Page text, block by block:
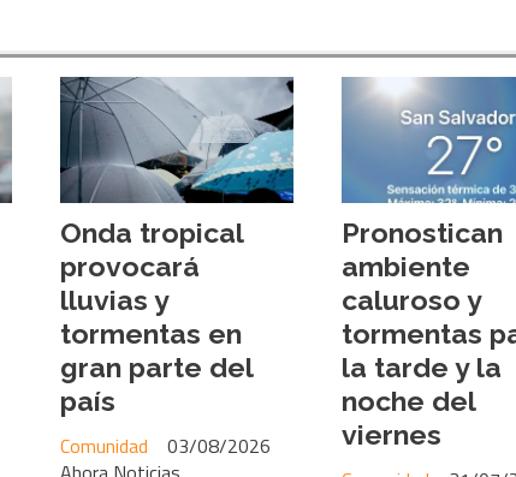
Onda tropical
provocará
lluvias y
tormentas en
gran parte del
país
Comunidad 03/08/2026
Pronostican
ambiente
caluroso y
tormentas
la tarde y la
noche del
viernes